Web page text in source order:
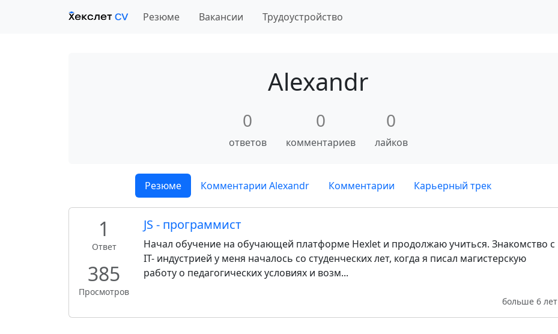
Резюме Вакансии Трудоустройство
Alexandr
0
ответов
0
комментариев
0
лайков
Резюме Комментарии Alexandr Комментарии Карьерный трек
1
Ответ
385
Просмотров
JS - программист
Начал обучение на обучающей платформе Hexlet и продолжаю учиться. Знакомство с
IT- индустрией у меня началось со студенческих лет, когда я писал магистерскую
работу о педагогических условиях и возм...
больше 6 лет